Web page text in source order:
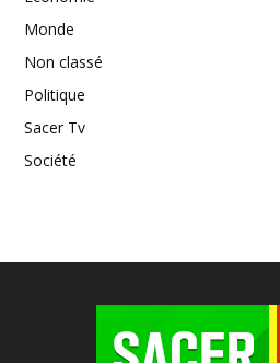
Monde
Non classé
Politique
Sacer Tv
Société